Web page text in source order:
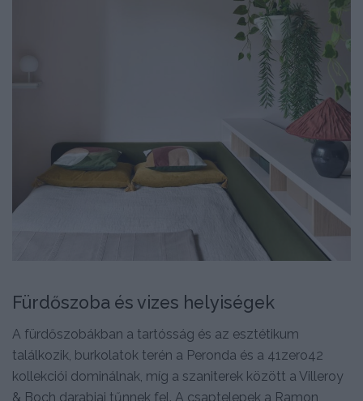
Fürdőszoba és vizes helyiségek
A fürdőszobákban a tartósság és az esztétikum
találkozik, burkolatok terén a Peronda és a 41zero42
kollekciói dominálnak, míg a szaniterek között a Villeroy
& Boch darabjai tűnnek fel. A csaptelepek a Ramon